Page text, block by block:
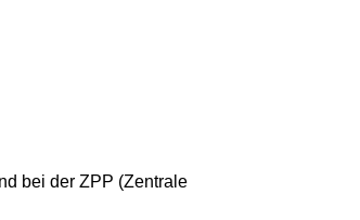
bei der ZPP (Zentrale